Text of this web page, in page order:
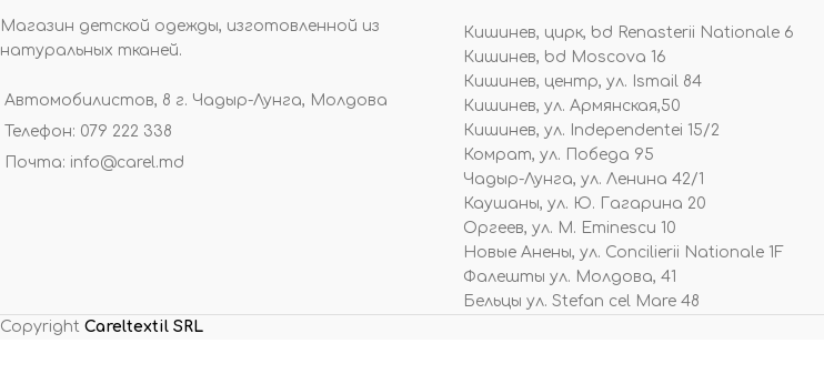
Магазин детской одежды, изготовленной из
натуральных тканей.
Автомобилистов, 8 г. Чадыр-Лунга, Молдова
Телефон: 079 222 338
Почта: info@carel.md
Кишинев, цирк, bd Renasterii Nationale 6
Кишинев, bd Moscova 16
Кишинев, центр, ул. Ismail 84
Кишинев, ул. Армянская,50
Кишинев, ул. Independentei 15/2
Комрат, ул. Победа 95
Чадыр-Лунга, ул. Ленина 42/1
Каушаны, ул. Ю. Гагарина 20
Оргеев, ул. M. Eminescu 10
Новые Анены, ул. Concilierii Nationale 1F
Фалешты ул. Молдова, 41
Бельцы ул. Stefan cel Mare 48
Copyright Careltextil SRL